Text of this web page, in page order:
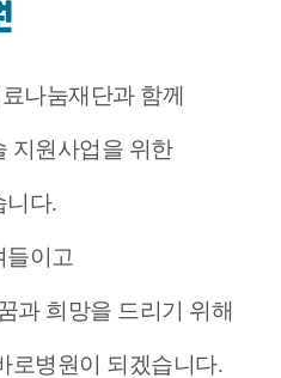
나눔재단과 함께
지원사업을 위한
니다.
이고
과 희망을 드리기 위해
로병원이 되겠습니다.